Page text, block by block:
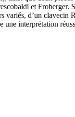
et Froberger.
variés, d’un clavecin
interprétation